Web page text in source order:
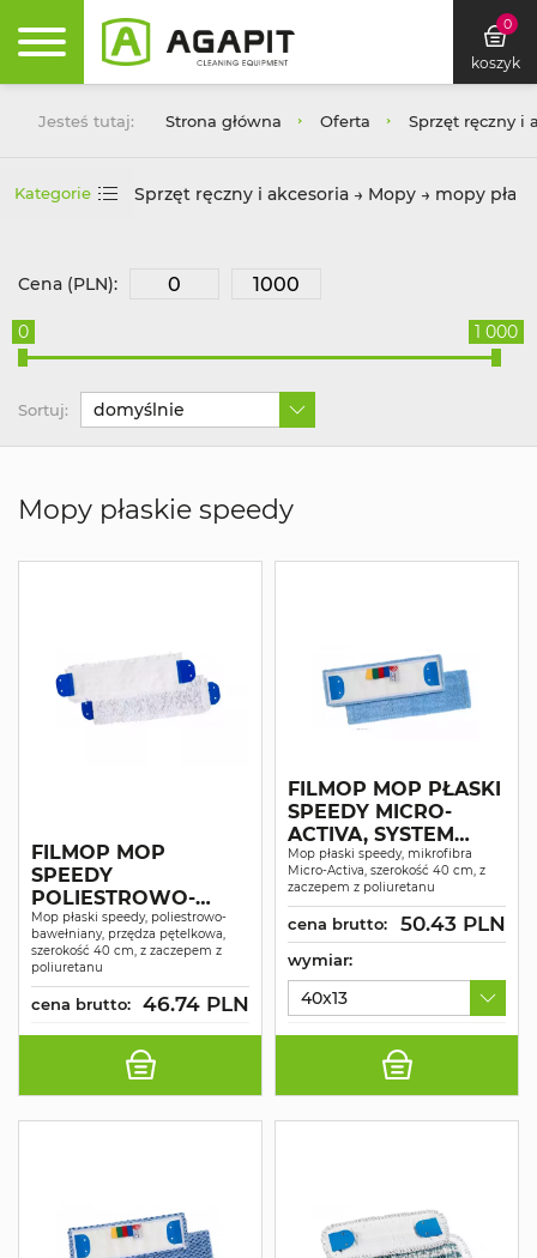
0
koszyk
Jesteś tutaj: Strona główna Oferta Sprzęt ręczny i
Kategorie Sprzęt ręczny i akcesoria → Mopy → mopy
Cena (PLN):
0 1 000
Sortuj: domyślnie
Mopy płaskie speedy
FILMOP MOP
SPEEDY
POLIESTROWO-
BAWEŁNIANY
PĘTELKOWY
POLIURETANOWY
ZACZEP 40CM
Mop płaski speedy, poliestrowo-
bawełniany, przędza pętelkowa,
szerokość 40 cm, z zaczepem z
poliuretanu
cena brutto: 46.74 PLN
FILMOP MOP PŁASKI
SPEEDY MICRO-
ACTIVA, SYSTEM
HACCP
Mop płaski speedy, mikrofibra
Micro-Activa, szerokość 40 cm, z
zaczepem z poliuretanu
cena brutto: 50.43 PLN
wymiar:
40x13